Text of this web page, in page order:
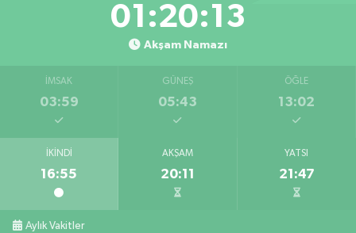
01:20:12
Akşam Namazı
İMSAK
03:59
GÜNEŞ
05:43
ÖĞLE
13:02
İKINDI
16:55
AKŞAM
20:11
YATSI
21:47
Aylık Vakitler